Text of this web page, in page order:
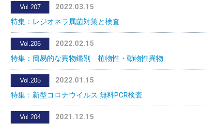
Vol.207
2022.03.15
特集：レジオネラ属菌対策と検査
Vol.206
2022.02.15
特集：簡易的な異物鑑別 植物性・動物性異物
Vol.205
2022.01.15
特集：新型コロナウイルス 無料PCR検査
Vol.204
2021.12.15